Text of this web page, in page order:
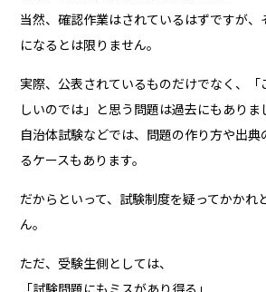
当然、確認作業はされているはずですが、
になるとは限りません。
実際、公表されているものだけでなく、「
しいのでは」と思う問題は過去にもありま
自治体試験などでは、問題の作り方や出典
るケースもあります。
だからといって、試験制度を疑ってかかれ
ん。
ただ、受験生側としては、
「試験問題にもミスがあり得る」